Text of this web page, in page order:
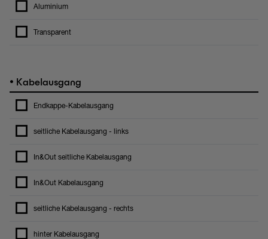
Aluminium
Transparent
• Kabelausgang
Endkappe-Kabelausgang
seitliche Kabelausgang - links
In&Out seitliche Kabelausgang
In&Out Kabelausgang
seitliche Kabelausgang - rechts
hinter Kabelausgang